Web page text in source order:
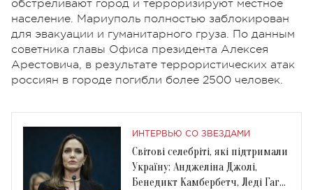
обстреливают город и терроризируют местное
население. Мариуполь полностью заблокирован
для эвакуации и гуманитарного груза. По данным
советника главы Офиса президента Алексея
Арестовича, в результате террористических атак
россиян в городе погибли более 2500 человек.
ИНТЕРВЬЮ СО ЗВЕЗДАМИ
Світові селебріті, які підтримали
Україну: Анджеліна Джолі,
Бенедикт Камбербетч, Леді Гага